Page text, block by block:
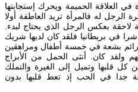
في العلاقة الحميمة ويحرك إستجابتها
له فالمرأة تريد العاطفة أولا
بعكس الرجل الذي يحتاج لبدء.
شرا في بريطانيا فلقد كان لديها شريك
جرائم بشعة في خمسة أطفال ومراهقين
ولقد كان. أنثى الحمل من الأبراج
كل قلبها وتميل إلى الغيرة والتملك
جدا في الحب إذ تعط قلبها بدون